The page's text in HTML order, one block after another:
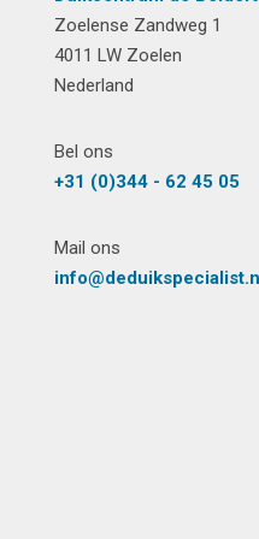
Zoelense Zandweg 1
4011 LW Zoelen
Nederland
Bel ons
+31 (0)344 - 62 45 05
Mail ons